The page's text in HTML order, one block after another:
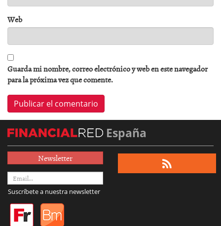
Web
Guarda mi nombre, correo electrónico y web en este navegador
para la próxima vez que comente.
España
Newsletter
Suscríbete a nuestra newsletter